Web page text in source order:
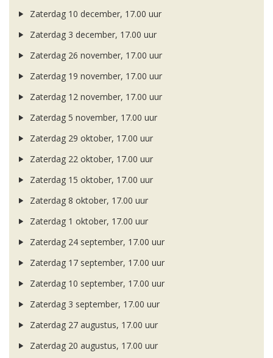
Zaterdag 10 december, 17.00 uur
Zaterdag 3 december, 17.00 uur
Zaterdag 26 november, 17.00 uur
Zaterdag 19 november, 17.00 uur
Zaterdag 12 november, 17.00 uur
Zaterdag 5 november, 17.00 uur
Zaterdag 29 oktober, 17.00 uur
Zaterdag 22 oktober, 17.00 uur
Zaterdag 15 oktober, 17.00 uur
Zaterdag 8 oktober, 17.00 uur
Zaterdag 1 oktober, 17.00 uur
Zaterdag 24 september, 17.00 uur
Zaterdag 17 september, 17.00 uur
Zaterdag 10 september, 17.00 uur
Zaterdag 3 september, 17.00 uur
Zaterdag 27 augustus, 17.00 uur
Zaterdag 20 augustus, 17.00 uur